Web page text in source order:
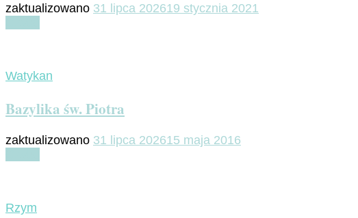
zaktualizowano 31 lipca 202619 stycznia 2021
Watykan
Bazylika św. Piotra
zaktualizowano 31 lipca 202615 maja 2016
Rzym